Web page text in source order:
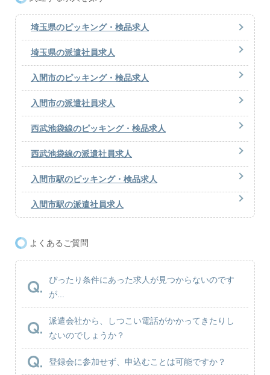
埼玉県のピッキング・検品求人
埼玉県の派遣社員求人
入間市のピッキング・検品求人
入間市の派遣社員求人
西武池袋線のピッキング・検品求人
西武池袋線の派遣社員求人
入間市駅のピッキング・検品求人
入間市駅の派遣社員求人
よくあるご質問
ぴったり条件にあった求人が見つからないのです
が...
派遣会社から、しつこい電話がかかってきたりし
ないのでしょうか？
登録会に参加せず、申込むことは可能ですか？